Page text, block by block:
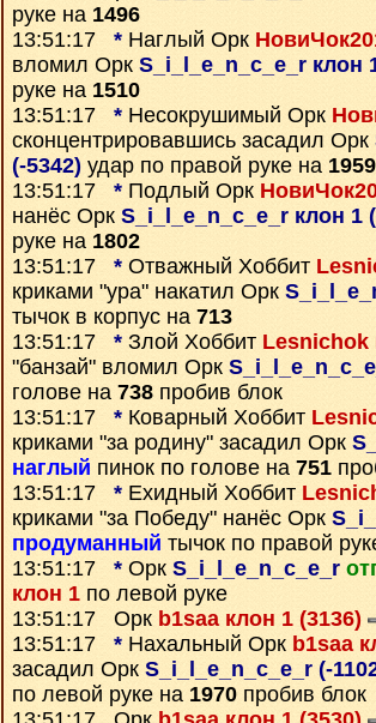
руке на 1496
13:51:17 * Наглый Орк
вломил Орк S_i_l_e_n_c_e_r клон
руке на 1510
13:51:17 * Несокрушимый Орк
сконцентрировавшись засадил Орк
(-5342) удар по правой руке на 1959
13:51:17 * Подлый Орк
нанёс Орк S_i_l_e_n_c_e_r клон 1
руке на 1802
13:51:17 * Отважный Хоббит
криками "ура" накатил Орк
тычок в корпус на 713
13:51:17 * Злой Хоббит Lesnichok
"банзай" вломил Орк
голове на 738 пробив блок
13:51:17 * Коварный Хоббит
криками "за родину" засадил Орк
наглый пинок по голове на 751
13:51:17 * Ехидный Хоббит
криками "за Победу" нанёс Орк
продуманный тычок по правой
13:51:17 * Орк S_i_l_e_n_c_e_r
клон 1 по левой руке
13:51:17 Орк b1saa клон 1 (3136)
13:51:17 * Нахальный Орк b1saa
засадил Орк S_i_l_e_n_c_e_r (-
по левой руке на 1970 пробив блок